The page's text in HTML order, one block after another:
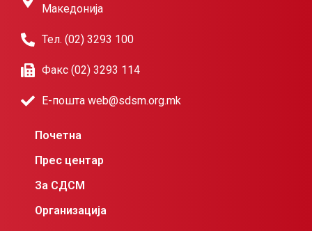
Македонија
Тел. (02) 3293 100
Факс (02) 3293 114
Е-пошта web@sdsm.org.mk
Почетна
Прес центар
За СДСМ
Организација